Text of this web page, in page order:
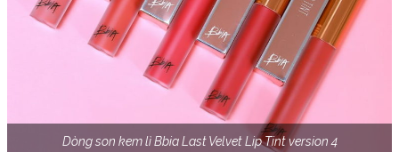
Dòng son kem lì Bbia Last Velvet Lip Tint version 4